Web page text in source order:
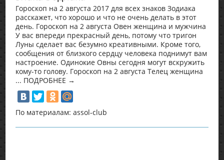
Гороскоп на 2 августа 2017 для всех знаков Зодиака
расскажет, что хорошо и что не очень делать в этот
день. Гороскоп на 2 августа Овен женщина и мужчина
У вас впереди прекрасный день, потому что тригон
Луны сделает вас безумно креативными. Кроме того,
сообщения от близкого сердцу человека поднимут вам
настроение. Одинокие Овны сегодня могут вскружить
кому-то голову. Гороскоп на 2 августа Телец женщина
... ПОДРОБНЕЕ →
По материалам: assol-club